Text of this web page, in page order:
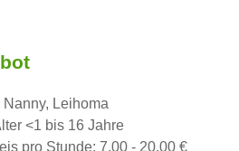
Nanny, Leihoma
<1 bis 16 Jahre
pro Stunde: 7,00 - 20,00 €